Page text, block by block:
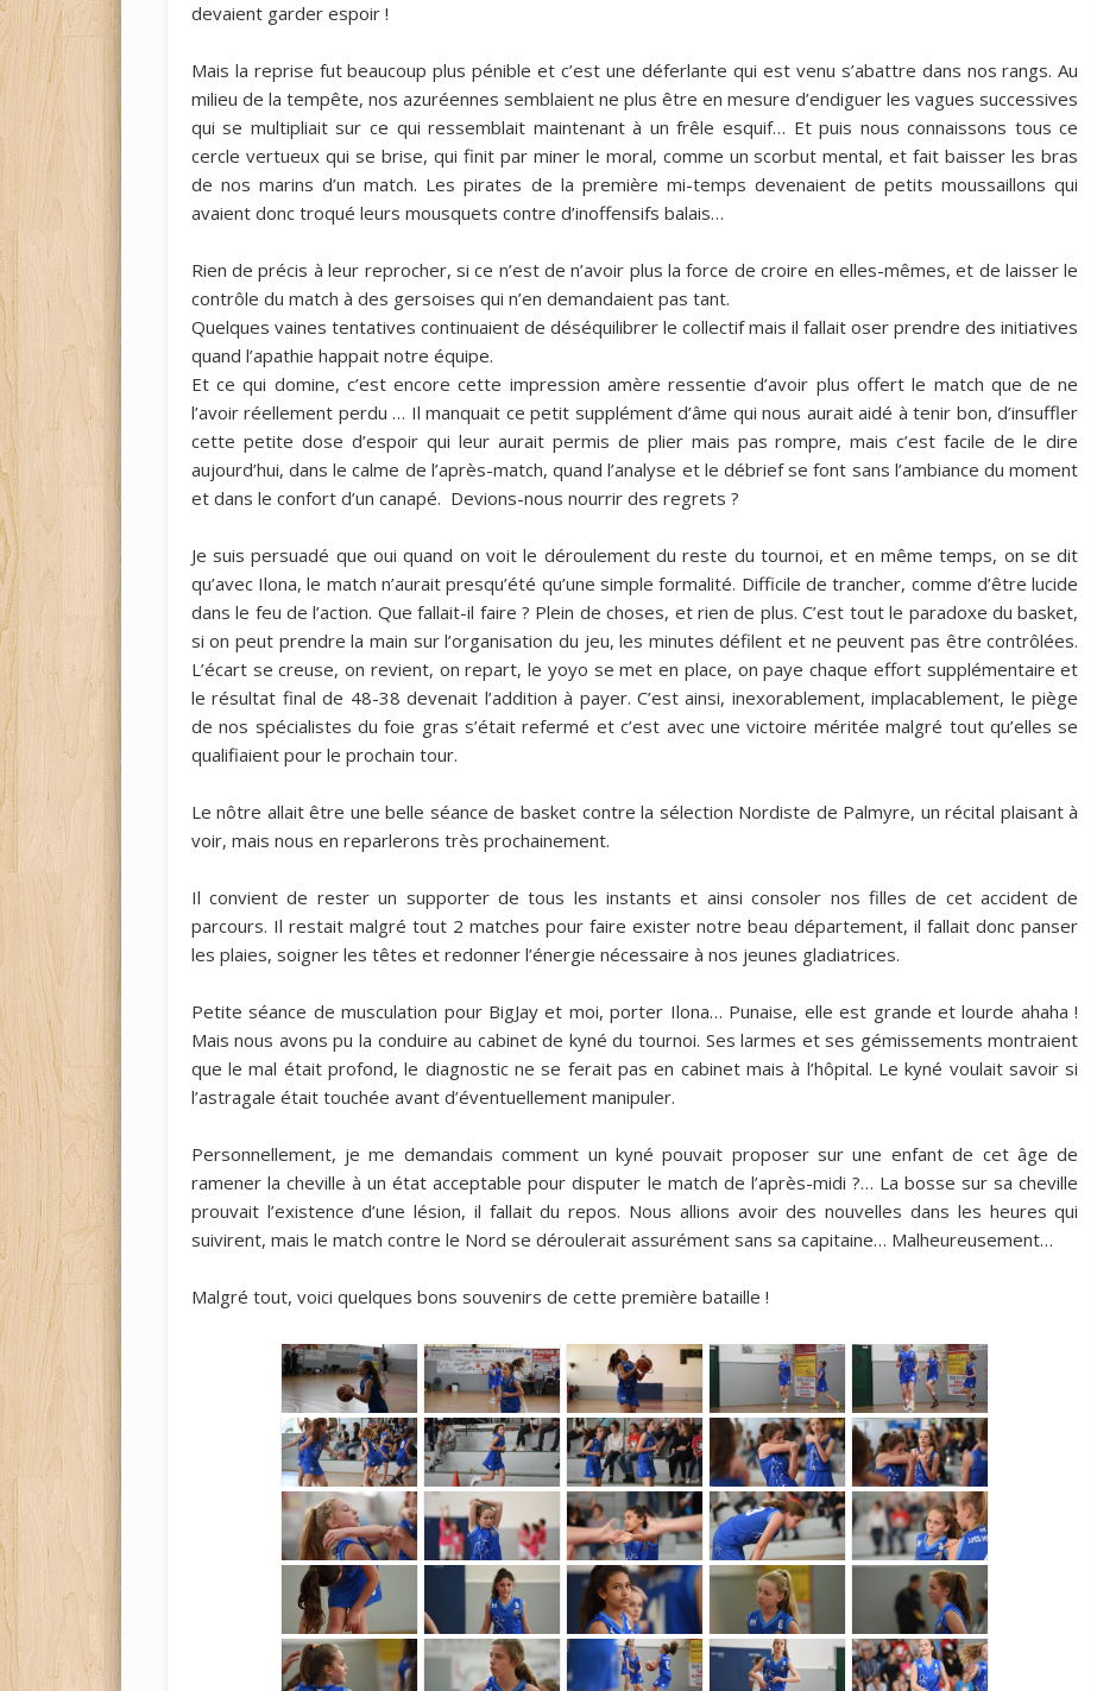
devaient garder espoir !
Mais la reprise fut beaucoup plus pénible et c’est une déferlante qui est venu s’abattre dans nos rangs. Au
milieu de la tempête, nos azuréennes semblaient ne plus être en mesure d’endiguer les vagues successives
qui se multipliait sur ce qui ressemblait maintenant à un frêle esquif… Et puis nous connaissons tous ce
cercle vertueux qui se brise, qui finit par miner le moral, comme un scorbut mental, et fait baisser les bras
de nos marins d’un match. Les pirates de la première mi-temps devenaient de petits moussaillons qui
avaient donc troqué leurs mousquets contre d’inoffensifs balais…
Rien de précis à leur reprocher, si ce n’est de n’avoir plus la force de croire en elles-mêmes, et de laisser le
contrôle du match à des gersoises qui n’en demandaient pas tant.
Quelques vaines tentatives continuaient de déséquilibrer le collectif mais il fallait oser prendre des initiatives
quand l’apathie happait notre équipe.
Et ce qui domine, c’est encore cette impression amère ressentie d’avoir plus offert le match que de ne
l’avoir réellement perdu … Il manquait ce petit supplément d’âme qui nous aurait aidé à tenir bon, d’insuffler
cette petite dose d’espoir qui leur aurait permis de plier mais pas rompre, mais c’est facile de le dire
aujourd’hui, dans le calme de l’après-match, quand l’analyse et le débrief se font sans l’ambiance du moment
et dans le confort d’un canapé. Devions-nous nourrir des regrets ?
Je suis persuadé que oui quand on voit le déroulement du reste du tournoi, et en même temps, on se dit
qu’avec Ilona, le match n’aurait presqu’été qu’une simple formalité. Difficile de trancher, comme d’être lucide
dans le feu de l’action. Que fallait-il faire ? Plein de choses, et rien de plus. C’est tout le paradoxe du basket,
si on peut prendre la main sur l’organisation du jeu, les minutes défilent et ne peuvent pas être contrôlées.
L’écart se creuse, on revient, on repart, le yoyo se met en place, on paye chaque effort supplémentaire et
le résultat final de 48-38 devenait l’addition à payer. C’est ainsi, inexorablement, implacablement, le piège
de nos spécialistes du foie gras s’était refermé et c’est avec une victoire méritée malgré tout qu’elles se
qualifiaient pour le prochain tour.
Le nôtre allait être une belle séance de basket contre la sélection Nordiste de Palmyre, un récital plaisant à
voir, mais nous en reparlerons très prochainement.
Il convient de rester un supporter de tous les instants et ainsi consoler nos filles de cet accident de
parcours. Il restait malgré tout 2 matches pour faire exister notre beau département, il fallait donc panser
les plaies, soigner les têtes et redonner l’énergie nécessaire à nos jeunes gladiatrices.
Petite séance de musculation pour BigJay et moi, porter Ilona… Punaise, elle est grande et lourde ahaha !
Mais nous avons pu la conduire au cabinet de kyné du tournoi. Ses larmes et ses gémissements montraient
que le mal était profond, le diagnostic ne se ferait pas en cabinet mais à l’hôpital. Le kyné voulait savoir si
l’astragale était touchée avant d’éventuellement manipuler.
Personnellement, je me demandais comment un kyné pouvait proposer sur une enfant de cet âge de
ramener la cheville à un état acceptable pour disputer le match de l’après-midi ?… La bosse sur sa cheville
prouvait l’existence d’une lésion, il fallait du repos. Nous allions avoir des nouvelles dans les heures qui
suivirent, mais le match contre le Nord se déroulerait assurément sans sa capitaine… Malheureusement…
Malgré tout, voici quelques bons souvenirs de cette première bataille !